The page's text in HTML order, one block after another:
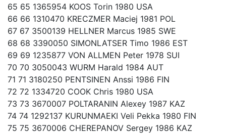
65 65 1365954 KOOS Torin 1980 USA
66 66 1310470 KRECZMER Maciej 1981 POL
67 67 3500139 HELLNER Marcus 1985 SWE
68 68 3390050 SIMONLATSER Timo 1986 EST
69 69 1235877 VON ALLMEN Peter 1978 SUI
70 70 3050043 WURM Harald 1984 AUT
71 71 3180250 PENTSINEN Anssi 1986 FIN
72 72 1334720 COOK Chris 1980 USA
73 73 3670007 POLTARANIN Alexey 1987 KAZ
74 74 1292137 KURUNMAEKI Veli Pekka 1980 FIN
75 75 3670006 CHEREPANOV Sergey 1986 KAZ